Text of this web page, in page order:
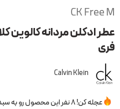
CK Free M
عطر ادکلن مردانه کالوین
فری
Calvin Klein
عجله کن! 8 نفر این محصول رو به سبدخرید خودشون اضافه کردن.